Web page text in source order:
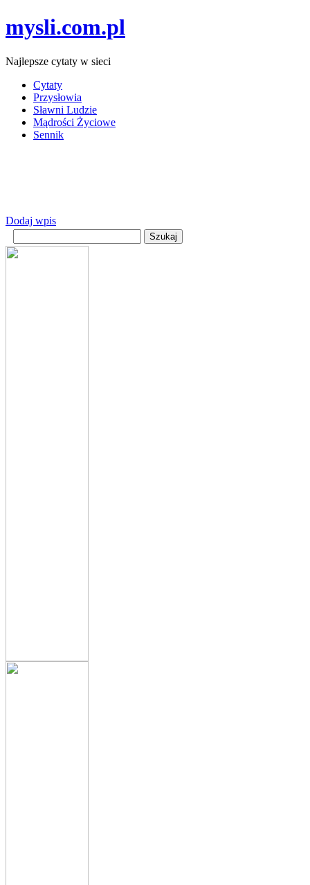
mysli.com.pl
Najlepsze cytaty w sieci
Cytaty
Przysłowia
Sławni Ludzie
Mądrości Życiowe
Sennik
Dodaj wpis